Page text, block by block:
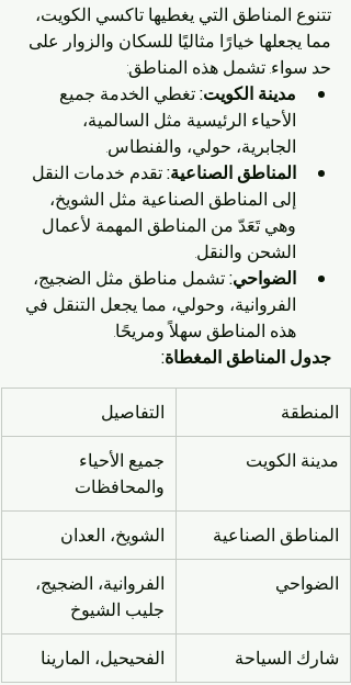
تتنوع المناطق التي يغطيها تاكسي الكويت،
مما يجعلها خيارًا مثاليًا للسكان والزوار على
حد سواء. تشمل هذه المناطق:
مدينة الكويت: تغطي الخدمة جميع
الأحياء الرئيسية مثل السالمية،
الجابرية، حولي، والفنطاس.
المناطق الصناعية: تقدم خدمات النقل
إلى المناطق الصناعية مثل الشويخ،
وهي تَعَدّ من المناطق المهمة لأعمال
الشحن والنقل.
الضواحي: تشمل مناطق مثل الضجيج،
الفروانية، وحولي، مما يجعل التنقل في
هذه المناطق سهلاً ومريحًا.
جدول المناطق المغطاة:
المنطقة
التفاصيل
مدينة الكويت
جميع الأحياء
والمحافظات
المناطق الصناعية
الشويخ، العدان
الضواحي
الفروانية، الضجيج،
جليب الشيوخ
شارك السياحة
الفحيحيل، المارينا